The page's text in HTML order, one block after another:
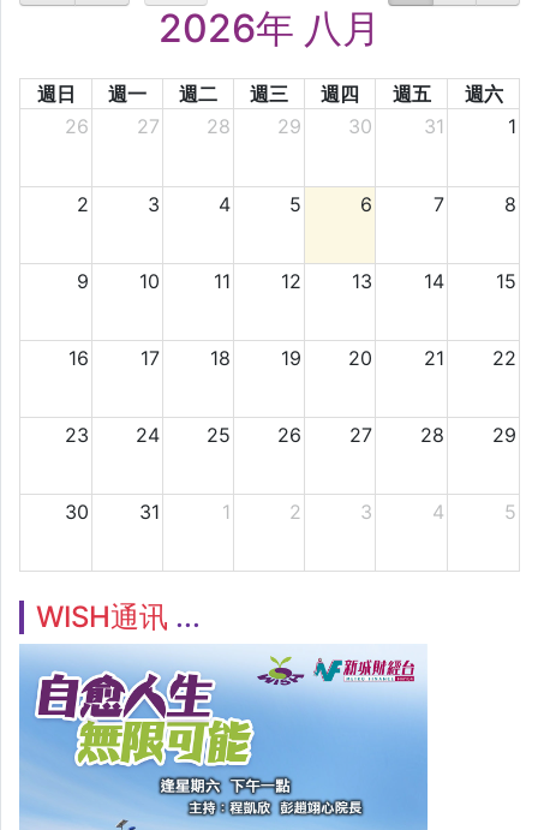
2026年 八月
週日 週一 週二 週三 週四 週五
週六
26
27 28 29 30 31 1
2 3 4 5 6 7 8
9 10 11 12 13 14 15
16 17 18 19 20 21 22
23 24 25 26 27 28 29
30 31 1 2 3 4 5
WISH通讯